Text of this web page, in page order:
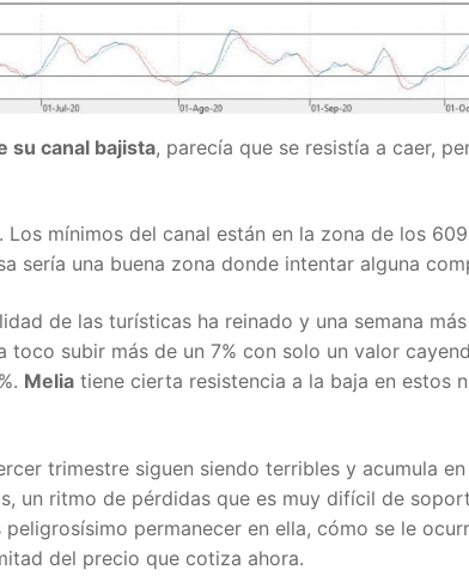
su canal bajista, parecía que se resistía a caer,
mínimos del canal están en la zona de los
sería una buena zona donde intentar alguna
de las turísticas ha reinado y una semana
toco subir más de un 7% con solo un valor
Melia tiene cierta resistencia a la baja en estos
trimestre siguen siendo terribles y acumula
un ritmo de pérdidas que es muy difícil de
permanecer en ella, cómo se le
del precio que cotiza ahora.